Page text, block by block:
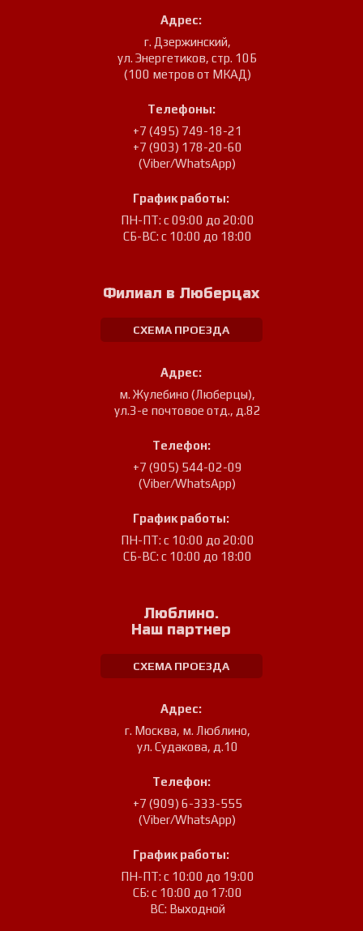
Адрес:
г. Дзержинский,
ул. Энергетиков, стр. 10Б
(100 метров от МКАД)
Телефоны:
+7 (495) 749-18-21
+7 (903) 178-20-60
(Viber/WhatsApp)
График работы:
ПН-ПТ: с 09:00 до 20:00
СБ-ВС: с 10:00 до 18:00
Филиал в Люберцах
СХЕМА ПРОЕЗДА
Адрес:
м. Жулебино (Люберцы),
ул.3-е почтовое отд., д.82
Телефон:
+7 (905) 544-02-09
(Viber/WhatsApp)
График работы:
ПН-ПТ: с 10:00 до 20:00
СБ-ВС: с 10:00 до 18:00
Люблино.
Наш партнер
СХЕМА ПРОЕЗДА
Адрес:
г. Москва, м. Люблино,
ул. Судакова, д.10
Телефон:
+7 (909) 6-333-555
(Viber/WhatsApp)
График работы:
ПН-ПТ: с 10:00 до 19:00
СБ: с 10:00 до 17:00
ВС: Выходной